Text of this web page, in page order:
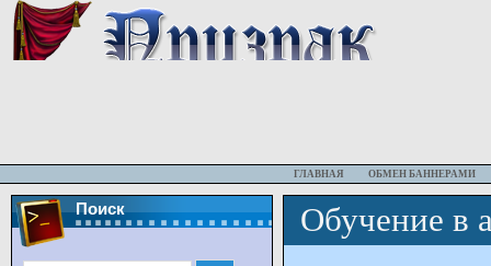
ГЛАВНАЯ ОБМЕН БАННЕРАМИ
Обучение в
Поиск